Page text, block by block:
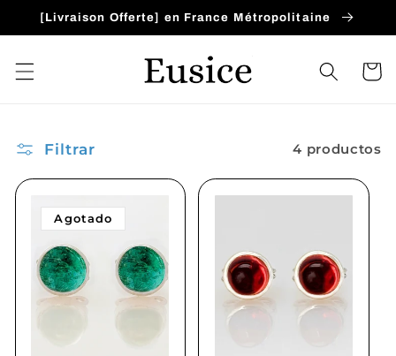
directamente
al contenido
[Livraison Offerte] en France Métropolitaine
Carrito
Filtrar 4 productos
Agotado